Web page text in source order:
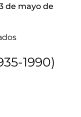
de mayo de
1990)